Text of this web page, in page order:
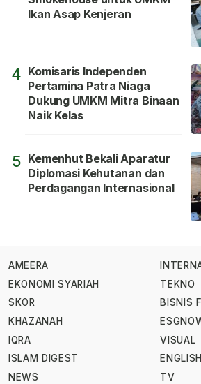
Ikan Asap Kenjeran
4 Komisaris Independen
Pertamina Patra Niaga
Dukung UMKM Mitra Binaan
Naik Kelas
5 Kemenhut Bekali Aparatur
Diplomasi Kehutanan dan
Perdagangan Internasional
AMEERA
EKONOMI SYARIAH
SKOR
KHAZANAH
IQRA
ISLAM DIGEST
NEWS
TEKNO
BISNIS
VISUAL
ENGLISH
TV